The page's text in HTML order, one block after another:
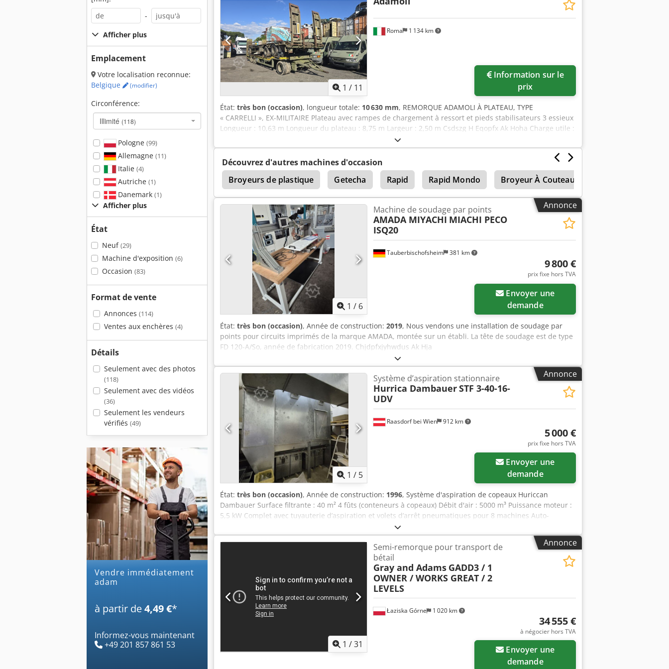
-
Afficher plus
Emplacement
Votre localisation reconnue:
Belgique
(modifier)
Circonférence:
Illimité (118)
Pologne (99)
Allemagne (11)
Italie (4)
Autriche (1)
Danemark (1)
Afficher plus
État
Neuf(29)
Machine d'exposition (6)
Occasion (83)
Format de vente
Annonces (114)
Ventes aux enchères (4)
Détails
Seulement avec des photos
(118)
Seulement avec des vidéos
(36)
Seulement les vendeurs
vérifiés (49)
Vendre immédiatement
adam
à partir de4,49 €*
Informez-vous maintenant
+49 201 857 861 53
au Danemark. Possibilité de fournir également un système de saumure. Nous pouvons vous aider à
emballer l’ensemble de l’usine dans des conteneurs/camions. Veuillez consulter les photos et la vidéo
jointes !
1 / 11
Roma 1 134 km
Information sur le
prix
État: très bon (occasion), longueur totale: 10 630 mm, REMORQUE ADAMOLI À PLATEAU, TYPE
« CARRELLI », EX-MILITAIRE Plateau avec rampes de chargement à ressort et pieds stabilisateurs 3 essieux
Longueur : 10,63 m Longueur du plateau : 8,75 m Largeur : 2,50 m Csdszg H Eqopfx Ak Hoha Charge utile :
237 quintaux Pneus : 245/70/17,5 Suspension pneumatique Système de freinage ABS et correcteur de
freinage Peut être réimmatriculée avec autorisation militaire Différentes quantités disponibles
Découvrez d'autres machines d'occasion
Broyeurs de plastique
Getecha Rapid Rapid Mondo Broyeur À Couteaux
Broyeur Fritch
Annonce
1 / 6
Tauberbischofsheim 381 km
Machine de soudage par points
AMADA MIYACHI MIACHI PECO
ISQ20
9 800 €
prix fixe hors TVA
demande
État: très bon (occasion), Année de construction: 2019, Nous vendons une installation de soudage par
points pour circuits imprimés de la marque AMADA, montée sur un établi. La tête de soudage est de type
FD 120-A/So, année de fabrication 2019. Chjdpfxjyhwdus Ak Hja
Annonce
1 / 5
Raasdorf bei Wien 912 km
Système d’aspiration stationnaire
Hurrica DambauerSTF 3-40-16-
UDV
5 000 €
prix fixe hors TVA
demande
État: très bon (occasion), Année de construction: 1996, Système d'aspiration de copeaux Huriccan
Dambauer Surface filtrante : 40 m² 4 fûts (conteneurs à copeaux) Débit d'air : 5000 m³ Puissance moteur :
5,5 kW Complet avec tuyauterie d’aspiration et volets d’arrêt pneumatiques pour 8 machines Auto-
démontage (démontage et chargement possibles en supplément) Chsdpfey Sv Axsx Ak Hea Prix : 5000.-
Disponible à partir d’août 2026
Annonce
1 /31
Łaziska Górne 1 020 km
Semi-remorque pour transport de
bétail
Gray and Adams GADD3 / 1
OWNER / WORKS GREAT / 2
LEVELS
34 555 €
à négocier hors TVA
demande